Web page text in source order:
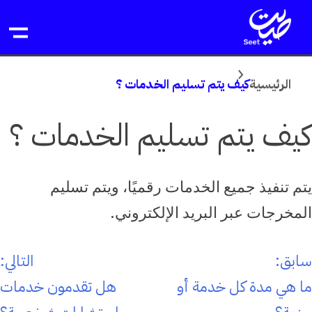
تخطى
المحتوى
الرئيسيةكيف يتم تسليم الخدمات ؟
كيف يتم تسليم الخدمات ؟
يتم تنفيذ جميع الخدمات رقميًا، ويتم تسليم
المخرجات عبر البريد الإلكتروني.
تصفّح
المقالات
سابق:
ما هي مدة كل خدمة أو
التالي:
هل تقدمون خدمات